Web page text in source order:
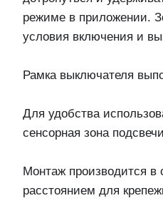
режиме в приложении.
условия включения и
Рамка выключателя
Для удобства
сенсорная зона
Монтаж производится
расстоянием для